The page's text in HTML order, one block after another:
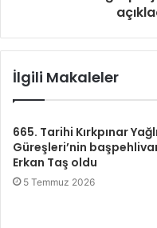
İlgili Makaleler
665. Tarihi Kırkpınar Yağlı
Güreşleri’nin
Erkan Taş oldu
5 Temmuz 2026